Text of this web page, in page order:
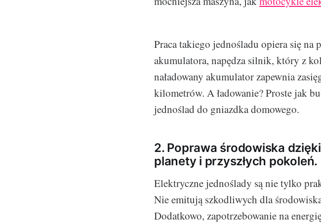
Praca takiego jednośladu opiera się na
akumulatora, napędza silnik, który z
naładowany akumulator zapewnia
kilometrów. A ładowanie? Proste jak
jednoślad do gniazdka domowego.
2. Poprawa środowiska
planety i przyszłych pokoleń.
Elektryczne jednoślady są nie tylko
Nie emitują szkodliwych dla
Dodatkowo, zapotrzebowanie na